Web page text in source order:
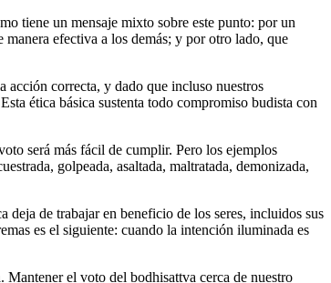
tiene un mensaje mixto sobre este punto: por un
efectiva a los demás; y por otro lado, que
acción correcta, y dado que incluso nuestros
ética básica sustenta todo compromiso budista con
será más fácil de cumplir. Pero los ejemplos
golpeada, asaltada, maltratada, demonizada,
deja de trabajar en beneficio de los seres, incluidos sus
es el siguiente: cuando la intención iluminada es
el voto del bodhisattva cerca de nuestro